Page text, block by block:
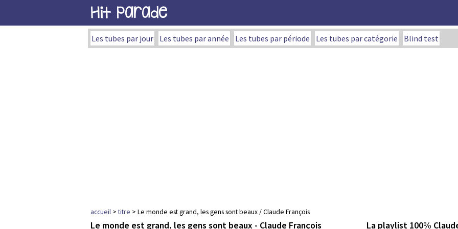
Hit Parade
Les tubes par jour Les tubes par année Les tubes par période Les tubes par catégorie Blind test
accueil >titre > Le monde est grand, les gens sont beaux / Claude François
Le monde est grand, les gens sont beaux - Claude François La playlist 100%